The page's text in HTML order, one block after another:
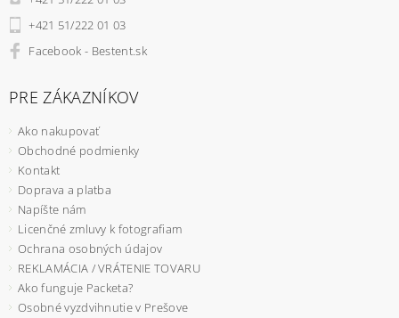
+421 51/222 01 03
Facebook - Bestent.sk
PRE ZÁKAZNÍKOV
Ako nakupovať
Obchodné podmienky
Kontakt
Doprava a platba
Napíšte nám
Licenčné zmluvy k fotografiam
Ochrana osobných údajov
REKLAMÁCIA / VRÁTENIE TOVARU
Ako funguje Packeta?
Osobné vyzdvihnutie v Prešove